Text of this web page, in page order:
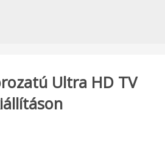
Ultra HD TV